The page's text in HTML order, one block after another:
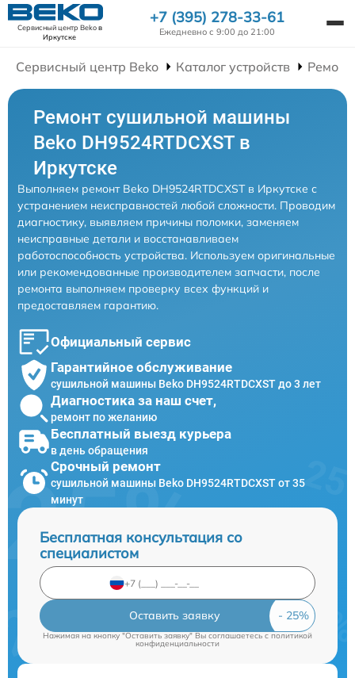
Сервисный центр Bekoв
Иркутске
+7 (395) 278-33-61
Ежедневно с 9:00 до 21:00
Сервисный центр Beko Каталог устройств
Ремонт сушильной машины
Beko DH9524RTDCXST в
Иркутске
Выполняем ремонт Beko DH9524RTDCXST в Иркутске с
устранением неисправностей любой сложности. Проводим
диагностику, выявляем причины поломки, заменяем
неисправные детали и восстанавливаем
работоспособность устройства. Используем оригинальные
или рекомендованные производителем запчасти, после
ремонта выполняем проверку всех функций и
предоставляем гарантию.
Официальный сервис
Гарантийное обслуживание
сушильной машины Beko DH9524RTDCXST до 3 лет
Диагностика за наш счет,
ремонт по желанию
Бесплатный выезд курьера
в день обращения
Срочный ремонт
сушильной машины Beko DH9524RTDCXST от 35
минут
Бесплатная консультация со
специалистом
Оставить заявку
Нажимая на кнопку "Оставить заявку" Вы соглашаетесь c политикой
конфиденциальности